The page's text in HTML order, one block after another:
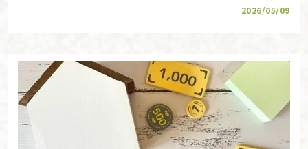
2026/05/09